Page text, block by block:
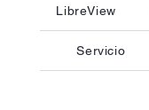
LibreView
Servicio